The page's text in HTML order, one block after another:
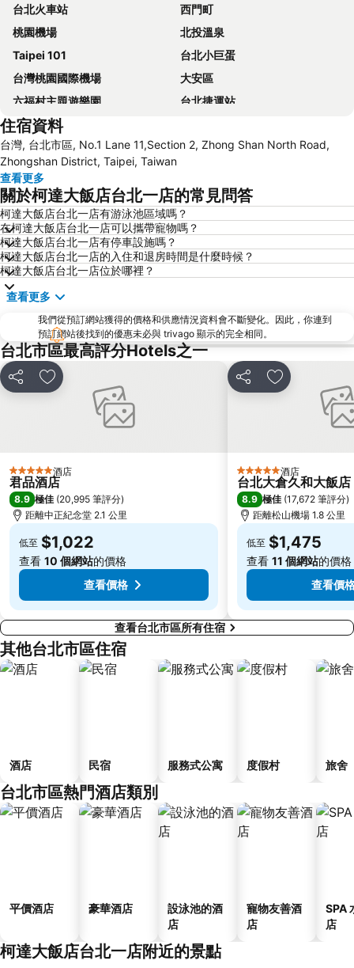
台北火車站
西門町
桃園機場
北投溫泉
Taipei 101
台北小巨蛋
台灣桃園國際機場
大安區
六福村主題遊樂園
台北捷運站
桃園高鐵站
新北投
烏來溫泉
陽明山
捷運忠孝敦化站
大安森林公園
捷運忠孝復興站
內湖區
士林夜市
中正紀念堂
礁溪車站
桃園火車站
九份
羅東夜市
台北東區
饒河街觀光夜市
南港站覽館
萬華區
淡水老街
基隆廟口夜市
捷運民權西路站
行天宮
永康街
大直美麗華
住宿資料
台灣, 台北市區, No.1 Lane 11,Section 2, Zhong Shan North Road,
Zhongshan District, Taipei, Taiwan
查看更多
關於柯達大飯店台北一店的常見問答
柯達大飯店台北一店有游泳池區域嗎？
在柯達大飯店台北一店可以攜帶寵物嗎？
柯達大飯店台北一店有停車設施嗎？
柯達大飯店台北一店的入住和退房時間是什麼時候？
柯達大飯店台北一店位於哪裡？
查看更多
我們從預訂網站獲得的價格和供應情況資料會不斷變化。因此，你連到
預訂網站後找到的優惠未必與 trivago 顯示的完全相同。
台北市區最高評分Hotels之一
分享 放到收藏夾
5 星級 酒店
君品酒店
8.9 極佳 (20,995 筆評分)
距離中正紀念堂 2.1 公里
低至 $1,022
查看 10 個網站的價格
查看價格
分享 放到收藏夾
5 星級 酒店
台北大倉久和大飯店
8.9 極佳 (17,672 筆評分)
距離松山機場 1.8 公里
低至 $1,475
查看 11 個網站的價格
查看價
查看台北市區所有住宿
其他台北市區住宿
酒店 民宿 服務式公寓 度假村 旅舍
台北市區熱門酒店類別
平價酒店 豪華酒店
設泳池的酒
店
寵物友善酒
店
SPA
店
柯達大飯店台北一店附近的景點